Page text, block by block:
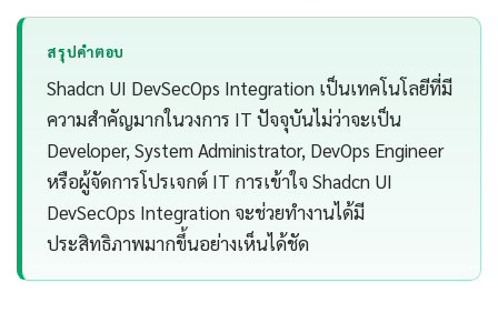
สรุปคำตอบ
Shadcn UI DevSecOps Integration เป็นเทคโนโลยีที่มี
ความสำคัญมากในวงการ IT ปัจจุบันไม่ว่าจะเป็น
Developer, System Administrator, DevOps Engineer
หรือผู้จัดการโปรเจกต์ IT การเข้าใจ Shadcn UI
DevSecOps Integration จะช่วยทำงานได้มี
ประสิทธิภาพมากขึ้นอย่างเห็นได้ชัด